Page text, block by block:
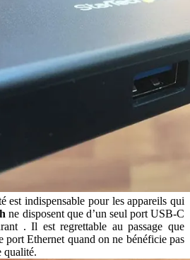
est indispensable pour les appareils qui
ne disposent que d’un seul port USB-C
. Il est regrettable au passage que
port Ethernet quand on ne bénéficie pas
qualité.